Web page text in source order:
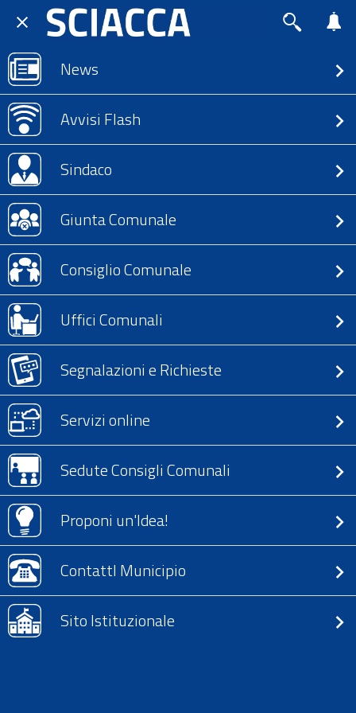
News
Avvisi Flash
Sindaco
Giunta Comunale
Consiglio Comunale
Uffici Comunali
Segnalazioni e Richieste
Servizi online
Sedute Consigli Comunali
Proponi un'Idea!
ContattI Municipio
Sito Istituzionale